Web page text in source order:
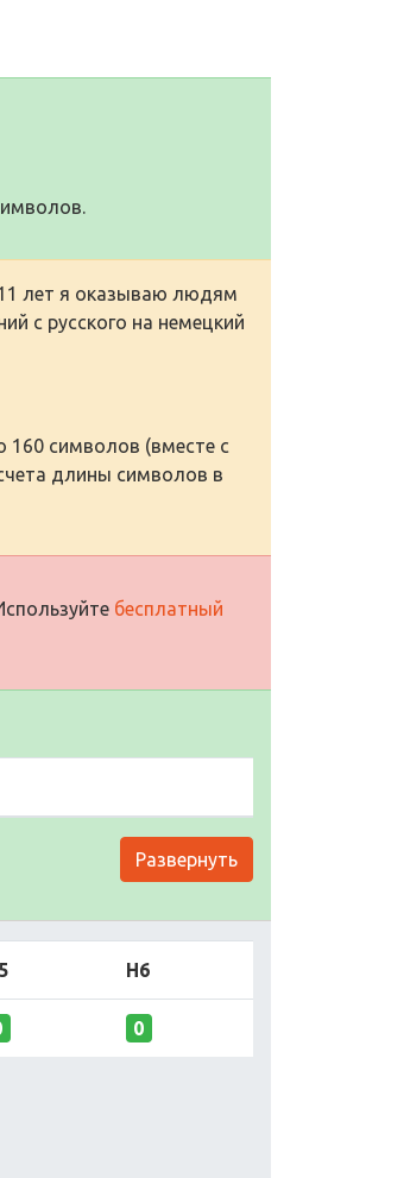
лет я оказываю людям
с русского на немецкий
символов (вместе с
длины символов в
бесплатный
Развернуть
H6
0